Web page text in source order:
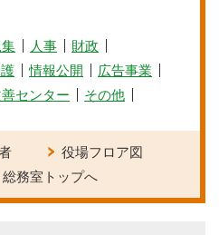
人事
財政
情報公開
広告事業
センター その他
役場フロア図
務室トップへ